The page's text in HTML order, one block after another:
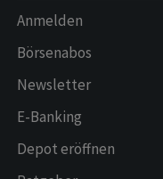
Anmelden
Börsenabos
Newsletter
E-Banking
Depot eröffnen